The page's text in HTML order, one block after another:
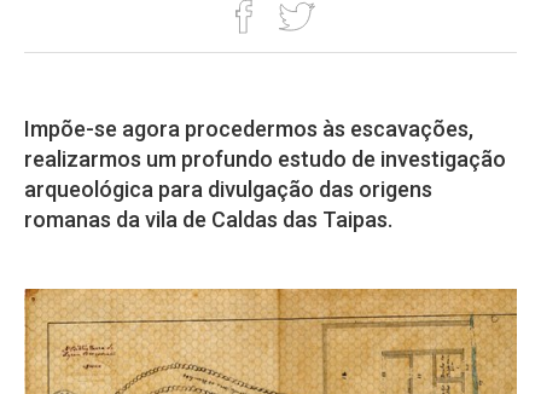
Impõe-se agora procedermos às escavações,
realizarmos um profundo estudo de investigação
arqueológica para divulgação das origens
romanas da vila de Caldas das Taipas.